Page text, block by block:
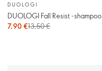
DUOLOGI
DUOLOGI Fall Resist -shampoo
7,90 €13,50 €